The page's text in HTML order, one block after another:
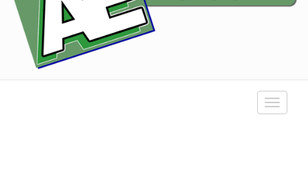
Toggle